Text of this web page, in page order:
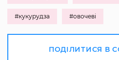
#кукурудза #овочеві
ПОДІЛИТИСЯ В